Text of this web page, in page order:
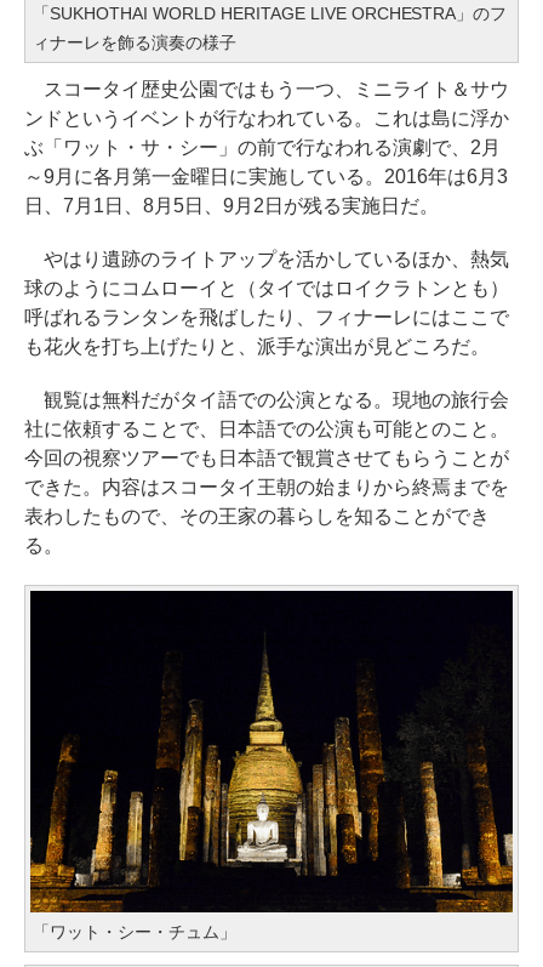
「SUKHOTHAI WORLD HERITAGE LIVE ORCHESTRA」のフ
ィナーレを飾る演奏の様子
スコータイ歴史公園ではもう一つ、ミニライト＆サウ
ンドというイベントが行なわれている。これは島に浮か
ぶ「ワット・サ・シー」の前で行なわれる演劇で、2月
～9月に各月第一金曜日に実施している。2016年は6月3
日、7月1日、8月5日、9月2日が残る実施日だ。
やはり遺跡のライトアップを活かしているほか、熱気
球のようにコムローイと（タイではロイクラトンとも）
呼ばれるランタンを飛ばしたり、フィナーレにはここで
も花火を打ち上げたりと、派手な演出が見どころだ。
観覧は無料だがタイ語での公演となる。現地の旅行会
社に依頼することで、日本語での公演も可能とのこと。
今回の視察ツアーでも日本語で観賞させてもらうことが
できた。内容はスコータイ王朝の始まりから終焉までを
表わしたもので、その王家の暮らしを知ることができ
る。
「ワット・シー・チュム」